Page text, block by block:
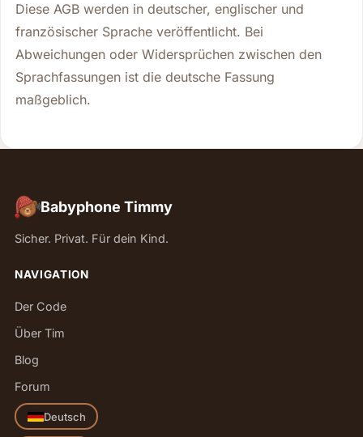
Diese AGB werden in deutscher, englischer und
französischer Sprache veröffentlicht. Bei
Abweichungen oder Widersprüchen zwischen den
Sprachfassungen ist die deutsche Fassung
maßgeblich.
Babyphone Timmy
Sicher. Privat. Für dein Kind.
NAVIGATION
Der Code
Über Tim
Blog
Forum
Deutsch